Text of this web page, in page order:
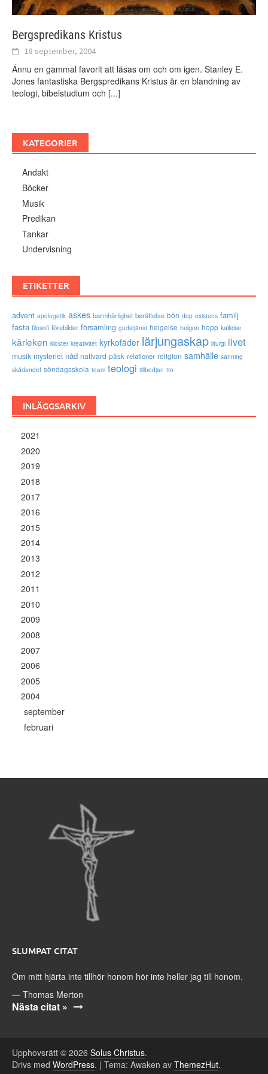
Bergspredikans Kristus
18 september, 2004
Ännu en gammal favorit att läsas om och om igen. Stanley E.
Jones fantastiska Bergspredikans Kristus är en blandning av
teologi, bibelstudium och [...]
KATEGORIER
Andakt
Böcker
Musik
Predikan
Tankar
Undervisning
ETIKETTER
advent apologetik askes barmhärtighet berättelse bön dop existens familj
fasta filosofi förebilder församling gudstjänst helgelse helgon hopp kallelse
kärleken kloster kreativitet kyrkofäder lärjungaskap liturgi livet
musik mysteriet nåd nattvard påsk relationer religion samhälle sanning
skådandet söndagsskola team teologi tillbedjan tro
INLÄGGSARKIV
2021
2020
2019
2018
2017
2016
2015
2014
2013
2012
2011
2010
2009
2008
2007
2006
2005
2004
september
februari
SLUMPAT CITAT
Om mitt hjärta inte tillhör honom hör inte heller jag till honom.
— Thomas Merton
Nästa citat »
Upphovsrätt © 2026 Solus Christus.
Drivs med WordPress. | Tema: Awaken av ThemezHut.